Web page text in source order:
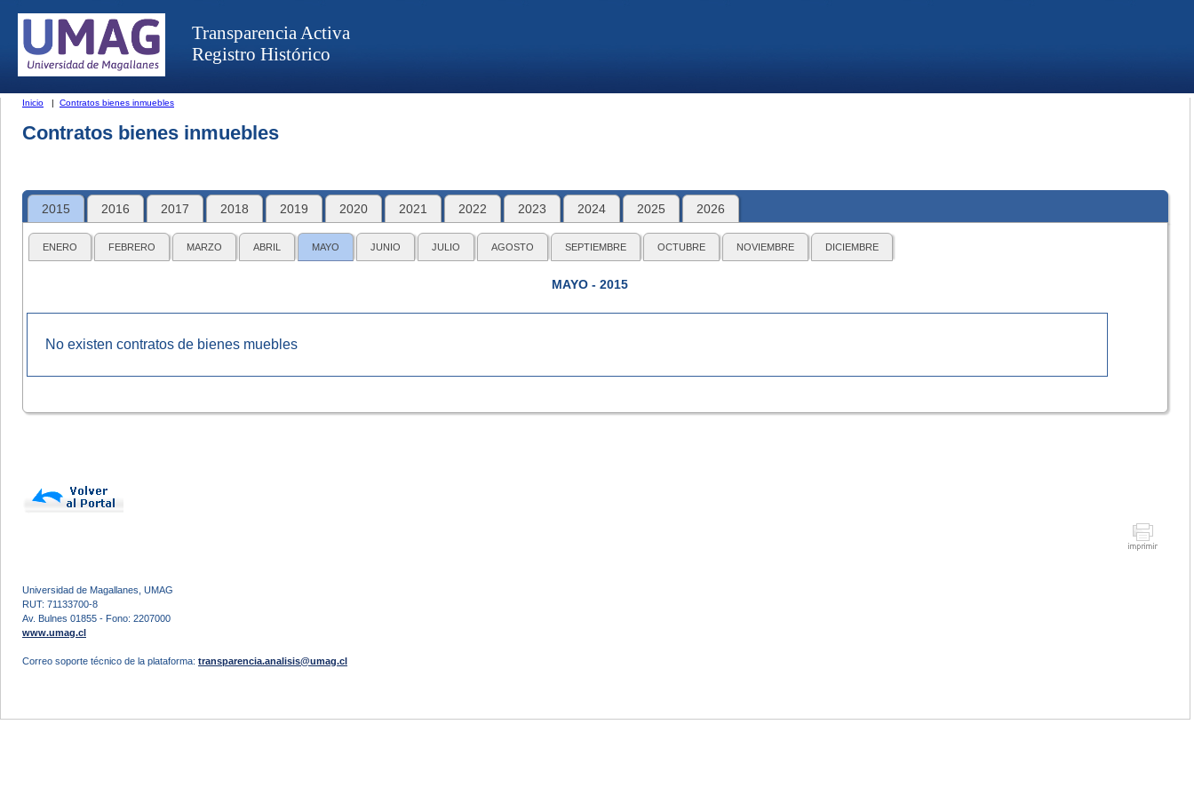
Transparencia Activa
Registro Histórico
Inicio | Contratos bienes inmuebles
Contratos bienes inmuebles
2015 2016 2017 2018 2019 2020 2021 2022 2023 2024 2025 2026
ENERO FEBRERO MARZO ABRIL MAYO JUNIO JULIO AGOSTO SEPTIEMBRE OCTUBRE NOVIEMBRE DICIEMBRE
MAYO - 2015
No existen contratos de bienes muebles
Universidad de Magallanes, UMAG
RUT: 71133700-8
Av. Bulnes 01855 - Fono: 2207000
www.umag.cl
Correo soporte técnico de la plataforma: transparencia.analisis@umag.cl